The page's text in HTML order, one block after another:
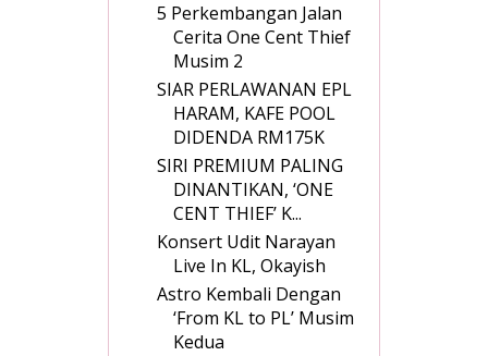
5 Perkembangan Jalan
Cerita One Cent Thief
Musim 2
SIAR PERLAWANAN EPL
HARAM, KAFE POOL
DIDENDA RM175K
SIRI PREMIUM PALING
DINANTIKAN, ‘ONE
CENT THIEF’ K...
Konsert Udit Narayan
Live In KL, Okayish
Astro Kembali Dengan
‘From KL to PL’ Musim
Kedua